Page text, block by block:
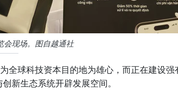
会现场。图自越通社
全球科技资本目的地为雄心，而正在建设强
新生态系统开辟发展空间。